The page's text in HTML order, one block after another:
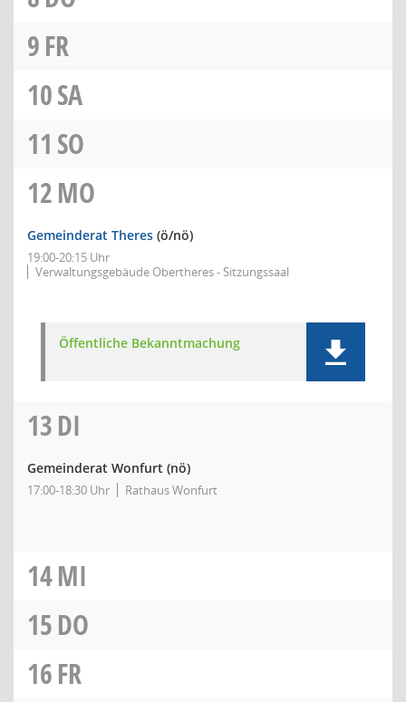
9FR
10SA
11 SO
12MO
Gemeinderat Theres (ö/nö)
19:00-20:15 Uhr
Verwaltungsgebäude Obertheres - Sitzungssaal
Öffentliche Bekanntmachung
13DI
Gemeinderat Wonfurt (nö)
17:00-18:30 Uhr Rathaus Wonfurt
14MI
15DO
16FR